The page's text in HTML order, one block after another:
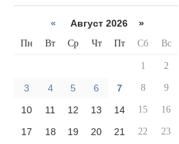
« Август 2026 »
Пн Вт Ср Чт Пт Сб Вс
1 2
3 4 5 6 7 8 9
10 11 12 13 14 15 16
17 18 19 20 21 22 23